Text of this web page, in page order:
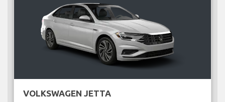
VOLKSWAGEN JETTA